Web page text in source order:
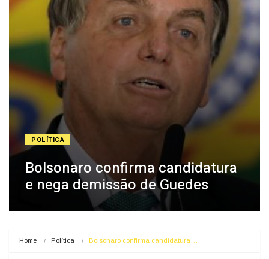
POLÍTICA
Bolsonaro confirma candidatura
e nega demissão de Guedes
Home Política Bolsonaro confirma candidatura…